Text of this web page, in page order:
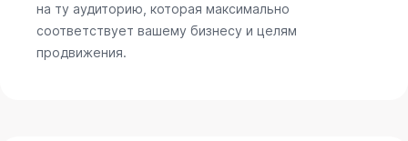
на ту аудиторию, которая максимально
соответствует вашему бизнесу и целям
продвижения.